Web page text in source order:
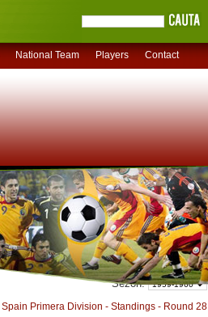
National Team Players Contact
Sezon:
Spain Primera Division - Standings - Round 28